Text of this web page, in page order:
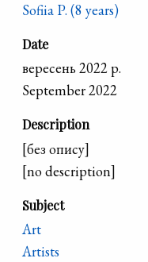
Sofiia P. (8 years)
Date
вересень 2022 р.
September 2022
Description
[без опису]
[no description]
Subject
Art
Artists